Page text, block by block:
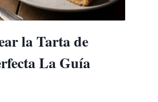
la Tarta de
La Guía